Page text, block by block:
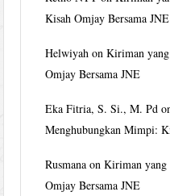
Kisah Omjay Bersama JNE
Helwiyah onKiriman
Omjay Bersama JNE
Eka Fitria, S. Si., M. Pd
Menghubungkan Mimpi:
Rusmana onKiriman
Omjay Bersama JNE